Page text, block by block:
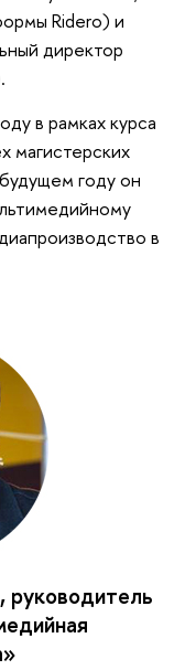
Ridero) и
директор
в рамках курса
магистерских
году он
в
руководитель